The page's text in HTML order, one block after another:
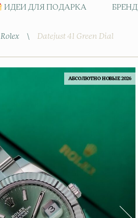
ИДЕИ ДЛЯ ПОДАРКА
Rolex \ Datejust 41 Green Dial
АБСОЛЮТНО НОВЫЕ 2026